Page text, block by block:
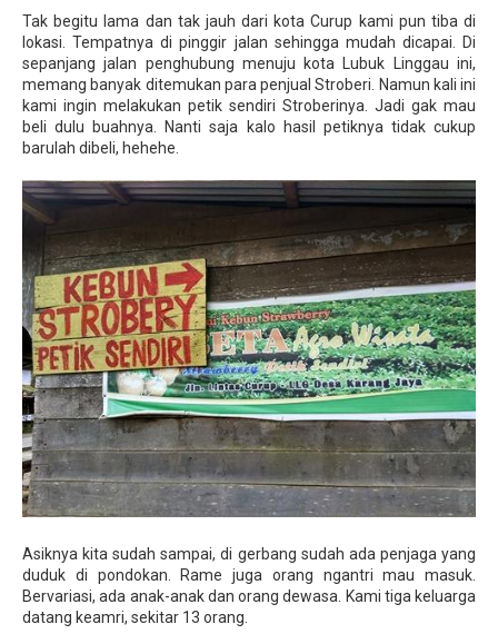
Tak begitu lama dan tak jauh dari kota Curup kami pun tiba di
lokasi. Tempatnya di pinggir jalan sehingga mudah dicapai. Di
sepanjang jalan penghubung menuju kota Lubuk Linggau ini,
memang banyak ditemukan para penjual Stroberi. Namun kali ini
kami ingin melakukan petik sendiri Stroberinya. Jadi gak mau
beli dulu buahnya. Nanti saja kalo hasil petiknya tidak cukup
barulah dibeli, hehehe.
Asiknya kita sudah sampai, di gerbang sudah ada penjaga yang
duduk di pondokan. Rame juga orang ngantri mau masuk.
Bervariasi, ada anak-anak dan orang dewasa. Kami tiga keluarga
datang keamri, sekitar 13 orang.